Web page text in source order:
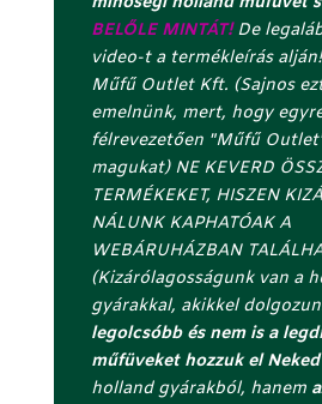
BELŐLE MINTÁT!De
video-t a termékleírás
Műfű Outlet Kft. (Sajnos
emelnünk, mert, hogy
félrevezetően "Műfű
magukat) NE KEVERD
TERMÉKEKET, HISZEN
NÁLUNK KAPHATÓAK A
WEBÁRUHÁZBAN
(Kizárólagosságunk van a
gyárakkal, akikkel
legolcsóbb és nem is a
műfüveket hozzuk el Neked
holland gyárakból, hanem